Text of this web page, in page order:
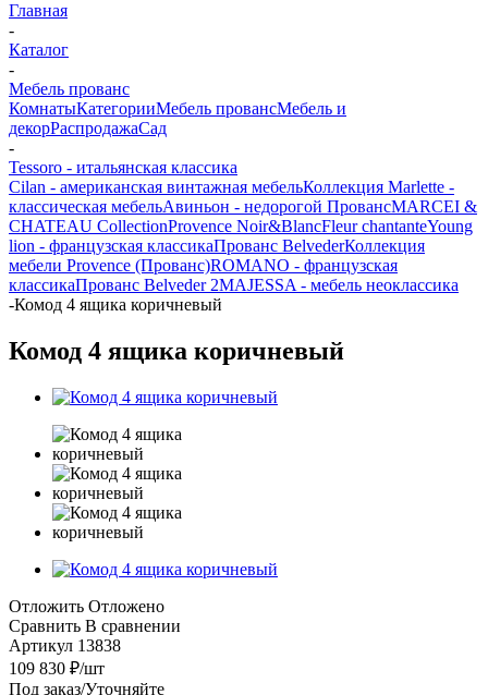
Главная
-
Каталог
-
Мебель прованс
КомнатыКатегорииМебель провансМебель и
декорРаспродажаСад
-
Tessoro - итальянская классика
Cilan - американская винтажная мебельКоллекция Marlette -
классическая мебельАвиньон - недорогой ПровансMARCEI &
CHATEAU CollectionProvence Noir&BlancFleur chantanteYoung
lion - французская классикаПрованс BelvederКоллекция
мебели Provence (Прованс)ROMANO - французская
классикаПрованс Belveder 2MAJESSA - мебель неоклассика
-Комод 4 ящика коричневый
Комод 4 ящика коричневый
Отложить Отложено
Сравнить В сравнении
Артикул 13838
109 830 ₽/шт
Под заказ/Уточняйте